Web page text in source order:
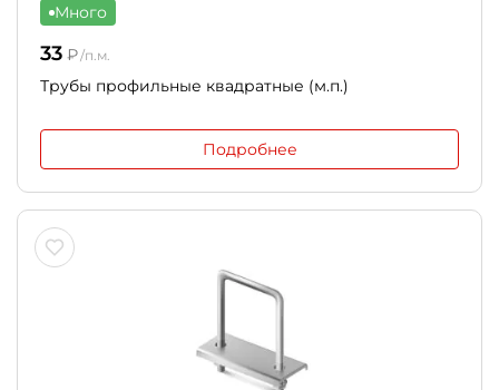
Много
33 ₽/п.м.
Трубы профильные квадратные (м.п.)
Подробнее